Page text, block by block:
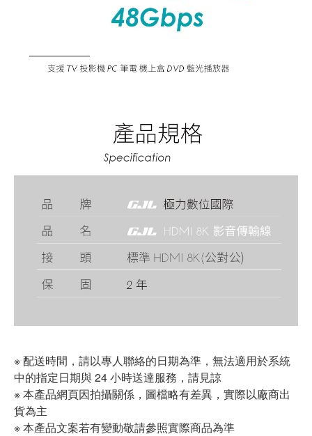
※ 配送時間，請以專人聯絡的日期為準，無法適用於系統
中的指定日期與 24 小時送達服務，請見諒
※ 本產品網頁因拍攝關係，圖檔略有差異，實際以廠商出
貨為主
※ 本產品文案若有變動敬請參照實際商品為準